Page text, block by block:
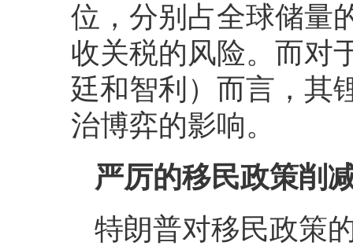
位，分别占全球储量
收关税的风险。而对
廷和智利）而言，其
治博弈的影响。
严厉的移民政策削
特朗普对移民政策